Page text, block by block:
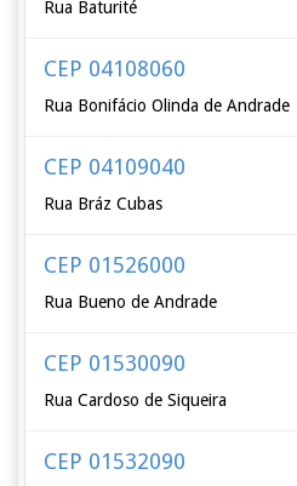
Rua Baturité
CEP 04108060
Rua Bonifácio Olinda de Andrade
CEP 04109040
Rua Bráz Cubas
CEP 01526000
Rua Bueno de Andrade
CEP 01530090
Rua Cardoso de Siqueira
CEP 01532090